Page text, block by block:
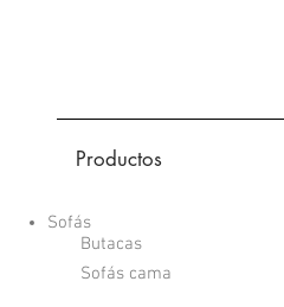
Productos
Sofás
Butacas
Sofás cama